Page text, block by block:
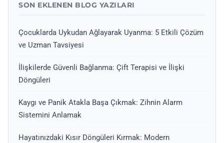
SON EKLENEN BLOG YAZILARI
Çocuklarda Uykudan Ağlayarak Uyanma: 5 Etkili Çözüm
ve Uzman Tavsiyesi
İlişkilerde Güvenli Bağlanma: Çift Terapisi ve İlişki
Döngüleri
Kaygı ve Panik Atakla Başa Çıkmak: Zihnin Alarm
Sistemini Anlamak
Hayatınızdaki Kısır Döngüleri Kırmak: Modern